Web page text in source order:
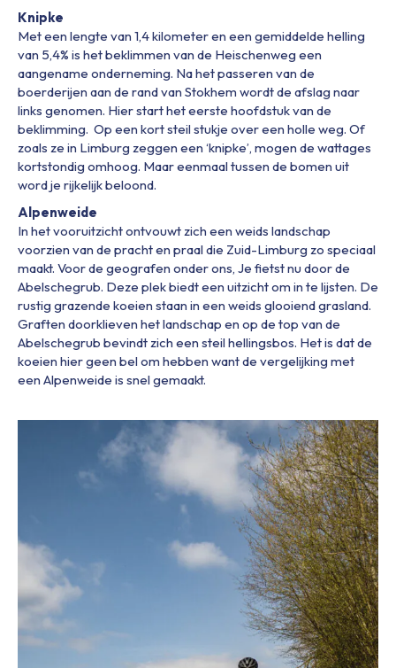
Knipke
Met een lengte van 1,4 kilometer en een gemiddelde helling
van 5,4% is het beklimmen van de Heischenweg een
aangename onderneming. Na het passeren van de
boerderijen aan de rand van Stokhem wordt de afslag naar
links genomen. Hier start het eerste hoofdstuk van de
beklimming. Op een kort steil stukje over een holle weg. Of
zoals ze in Limburg zeggen een ‘knipke’, mogen de wattages
kortstondig omhoog. Maar eenmaal tussen de bomen uit
word je rijkelijk beloond.
Alpenweide
In het vooruitzicht ontvouwt zich een weids landschap
voorzien van de pracht en praal die Zuid-Limburg zo speciaal
maakt. Voor de geografen onder ons, Je fietst nu door de
Abelschegrub. Deze plek biedt een uitzicht om in te lijsten. De
rustig grazende koeien staan in een weids glooiend grasland.
Graften doorklieven het landschap en op de top van de
Abelschegrub bevindt zich een steil hellingsbos. Het is dat de
koeien hier geen bel om hebben want de vergelijking met
een Alpenweide is snel gemaakt.